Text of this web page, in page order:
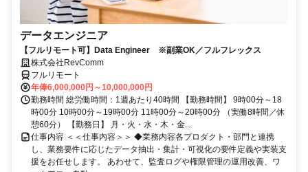
データエンジニア
【フルリモート可】Data Engineer ※副業OK／フルフレックス
株式会社RevComm
フルリモート
年俸6,000,000円～10,000,000円
勤務時間 総労働時間：1週あたり40時間 【勤務時間】 9時00分～18
時00分 10時00分～19時00分 11時00分～20時00分 （実働8時間／休
憩60分） 【勤務日】 月・火・水・木・金...
仕事内容 ＜＜仕事内容＞＞ ◆業務内容各プロダクト・部門と連携
し、業務要件に応じたデータ抽出・集計・可視化の要件定義や実装支
援をお任せします。 あわせて、監査ログや権限管理の運用改善、ワ